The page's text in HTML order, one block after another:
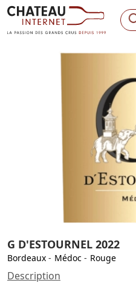
G D'ESTOURNEL 2022
Bordeaux - Médoc - Rouge
Description